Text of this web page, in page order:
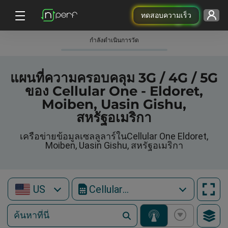
ทดสอบความเร็ว
กําลังดําเนินการวัด
แผนที่ความครอบคลุม 3G / 4G / 5G
ของ Cellular One - Eldoret,
Moiben, Uasin Gishu,
สหรัฐอเมริกา
เครือข่ายข้อมูลเซลลูลาร์ในCellular One Eldoret,
Moiben, Uasin Gishu, สหรัฐอเมริกา
US Cellular One